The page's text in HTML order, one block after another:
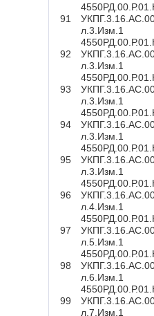
91
л.3.Изм.1
92
л.3.Изм.1
93
л.3.Изм.1
94
л.3.Изм.1
95
л.3.Изм.1
96
л.4.Изм.1
97
л.5.Изм.1
98
л.6.Изм.1
99
л.7.Изм.1